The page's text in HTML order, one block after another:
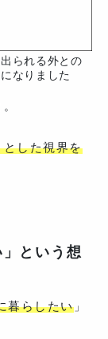
られる外との
なりました
した視界を
という想
暮らしたい」